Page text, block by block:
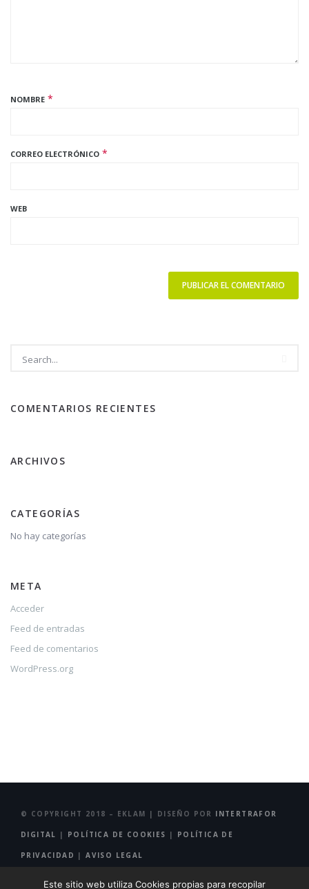
NOMBRE *
CORREO ELECTRÓNICO *
WEB
COMENTARIOS RECIENTES
ARCHIVOS
CATEGORÍAS
No hay categorías
META
Acceder
Feed de entradas
Feed de comentarios
WordPress.org
© COPYRIGHT 2018 – EKLAM | DISEÑO POR INTERTRAFOR
DIGITAL | POLÍTICA DE COOKIES | POLÍTICA DE
PRIVACIDAD |AVISO LEGAL
Este sitio web utiliza Cookies propias para recopilar